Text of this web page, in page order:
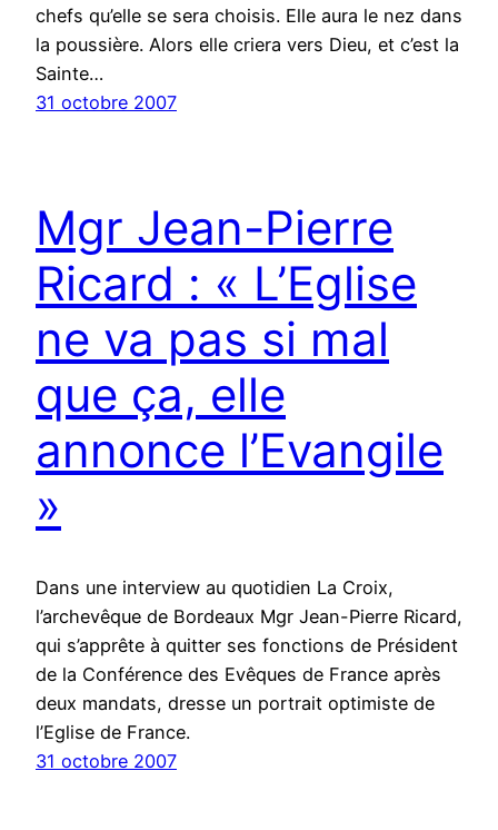
chefs qu’elle se sera choisis. Elle aura le nez dans
la poussière. Alors elle criera vers Dieu, et c’est la
Sainte…
31 octobre 2007
Mgr Jean-Pierre
Ricard : « L’Eglise
ne va pas si mal
que ça, elle
annonce l’Evangile
»
Dans une interview au quotidien La Croix,
l’archevêque de Bordeaux Mgr Jean-Pierre Ricard,
qui s’apprête à quitter ses fonctions de Président
de la Conférence des Evêques de France après
deux mandats, dresse un portrait optimiste de
l’Eglise de France.
31 octobre 2007